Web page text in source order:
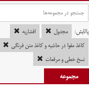
پالایش: مجدول
افشاریه
کاغذ مقوا در حاشیه و کاغذ متن فرنگی
نسخ خطی و مرقعات
مجموعه